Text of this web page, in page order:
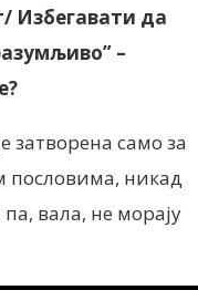
Избегавати да
–
затворена само за
пословима, никад
вала, не морају